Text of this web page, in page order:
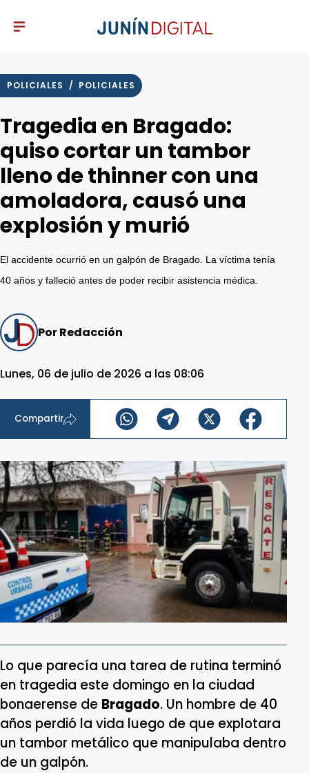
POLICIALES / POLICIALES
Tragedia en Bragado:
quiso cortar un tambor
lleno de thinner con una
amoladora, causó una
explosión y murió
El accidente ocurrió en un galpón de Bragado. La víctima tenía
40 años y falleció antes de poder recibir asistencia médica.
Por Redacción
Lunes, 06 de julio de 2026 a las 08:06
Compartir
Lo que parecía una tarea de rutina terminó
en tragedia este domingo en la ciudad
bonaerense de Bragado. Un hombre de 40
años perdió la vida luego de que explotara
un tambor metálico que manipulaba dentro
de un galpón.